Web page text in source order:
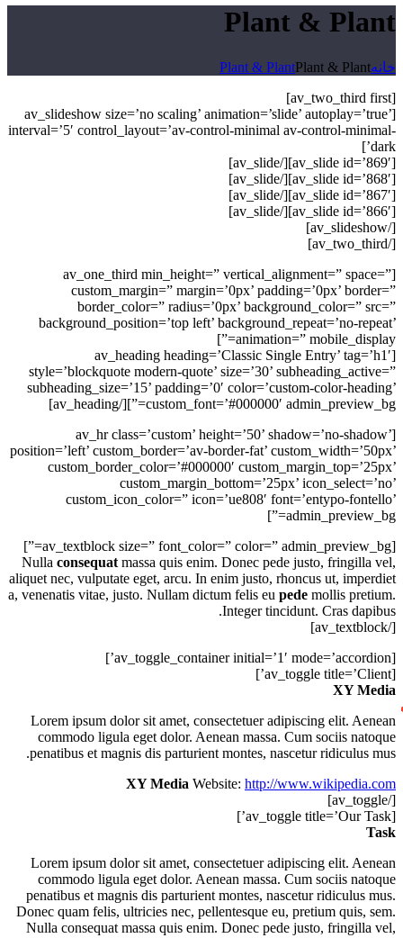
Plant & Plant
خانه Plant & PlantPlant & Plant
[av_two_third first]
[av_slideshow size=’no scaling’ animation=’slide’ autoplay=’true’
interval=’5′ control_layout=’av-control-minimal av-control-minimal-
dark’]
[av_slide id=’869′][/av_slide]
[av_slide id=’868′][/av_slide]
[av_slide id=’867′][/av_slide]
[av_slide id=’866′][/av_slide]
[/av_slideshow]
[/av_two_third]
[av_one_third min_height=” vertical_alignment=” space=”
custom_margin=” margin=’0px’ padding=’0px’ border=”
border_color=” radius=’0px’ background_color=” src=”
background_position=’top left’ background_repeat=’no-repeat’
animation=” mobile_display=”]
[av_heading heading=’Classic Single Entry’ tag=’h1′
style=’blockquote modern-quote’ size=’30’ subheading_active=”
subheading_size=’15’ padding=’0′ color=’custom-color-heading’
custom_font=’#000000′ admin_preview_bg=”][/av_heading]
[av_hr class=’custom’ height=’50’ shadow=’no-shadow’
position=’left’ custom_border=’av-border-fat’ custom_width=’50px’
custom_border_color=’#000000′ custom_margin_top=’25px’
custom_margin_bottom=’25px’ icon_select=’no’
custom_icon_color=” icon=’ue808′ font=’entypo-fontello’
admin_preview_bg=”]
[av_textblock size=” font_color=” color=” admin_preview_bg=”]
Nulla consequat massa quis enim. Donec pede justo, fringilla vel,
aliquet nec, vulputate eget, arcu. In enim justo, rhoncus ut, imperdiet
a, venenatis vitae, justo. Nullam dictum felis eu pede mollis pretium.
Integer tincidunt. Cras dapibus.
[/av_textblock]
[av_toggle_container initial=’1′ mode=’accordion’]
[av_toggle title=’Client’]
XY Media
Lorem ipsum dolor sit amet, consectetuer adipiscing elit. Aenean
commodo ligula eget dolor. Aenean massa. Cum sociis natoque
penatibus et magnis dis parturient montes, nascetur ridiculus mus.
XY Media Website: http://www.wikipedia.com
[/av_toggle]
[av_toggle title=’Our Task’]
Task
Lorem ipsum dolor sit amet, consectetuer adipiscing elit. Aenean
commodo ligula eget dolor. Aenean massa. Cum sociis natoque
penatibus et magnis dis parturient montes, nascetur ridiculus mus.
Donec quam felis, ultricies nec, pellentesque eu, pretium quis, sem.
Nulla consequat massa quis enim. Donec pede justo, fringilla vel,